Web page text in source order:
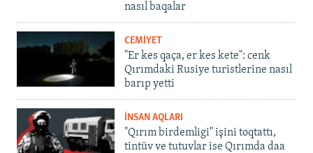
nasıl baqalar
CEMİYET
"Er kes qaça, er kes kete": cenk
Qırımdaki Rusiye turistlerine nasıl
barıp yetti
İNSAN AQLARI
"Qırım birdemligi" işini toqtattı,
tintüv ve tutuvlar ise Qırımda daa